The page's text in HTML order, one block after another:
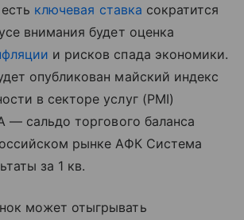
ключевая ставка сократится
внимания будет оценка
и рисков спада экономики.
опубликован майский индекс
в секторе услуг (PMI)
— сальдо торгового баланса
рынке АФК Система
за 1 кв.
может отыгрывать